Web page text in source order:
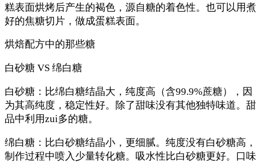
糕表面烘烤后产生的褐色，源自糖的着色性。也可以用煮
好的焦糖切片，做成蛋糕表面。
烘焙配方中的那些糖
白砂糖 VS 绵白糖
白砂糖：比绵白糖结晶大，纯度高（含99.9%蔗糖），因
为其高纯度，稳定性好。除了甜味没有其他独特味道。甜
品中利用zui多的糖。
绵白糖：比白砂糖结晶小，更细腻。纯度没有白砂糖高，
制作过程中喷入少量转化糖。吸水性比白砂糖更好。口味